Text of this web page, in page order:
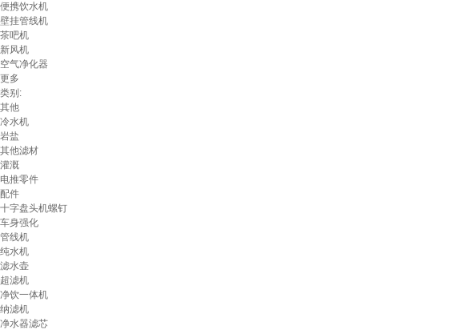
便携饮水机
壁挂管线机
茶吧机
新风机
空气净化器
更多
类别:
其他
冷水机
岩盐
其他滤材
灌溉
电推零件
配件
十字盘头机螺钉
车身强化
管线机
纯水机
滤水壶
超滤机
净饮一体机
纳滤机
净水器滤芯